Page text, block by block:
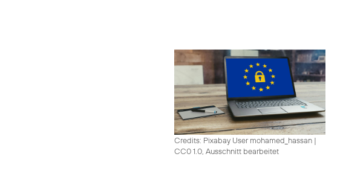
Credits: Pixabay User mohamed_hassan |
CC0 1.0, Ausschnitt bearbeitet